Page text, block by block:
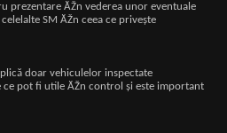
prezentare ĂŽn vederea unor eventuale
SM ĂŽn ceea ce priveşte
doar vehiculelor inspectate
ce pot fi utile ĂŽn control şi este important